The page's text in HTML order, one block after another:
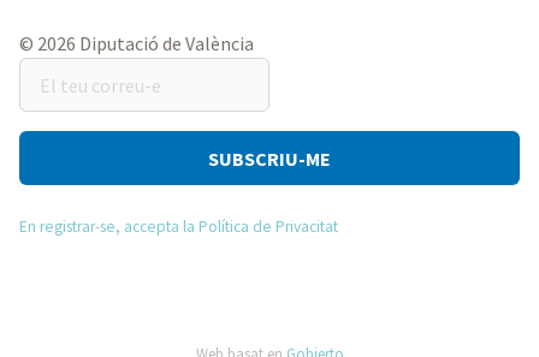
© 2026 Diputació de València
teu
correu-
En registrar-se, accepta la Política de Privacitat
Web basat en Gobierto